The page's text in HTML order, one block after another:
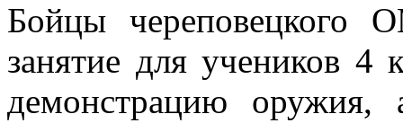
Бойцы череповецкого
занятие для учеников 4
демонстрацию оружия,